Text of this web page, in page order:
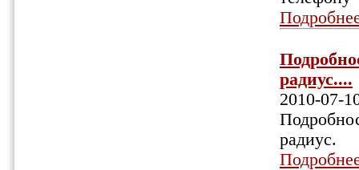
радиус....
2010-07-
радиус.